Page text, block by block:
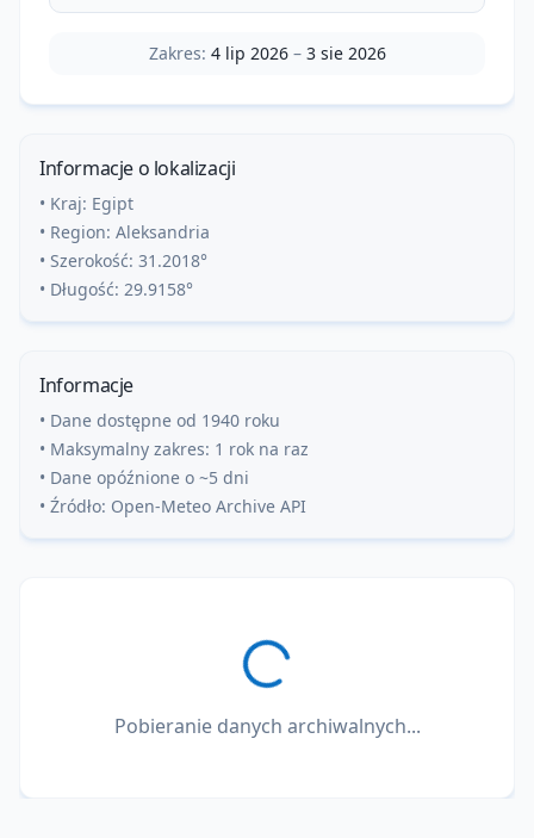
Zakres: 4 lip 2026– 3 sie 2026
Informacje o lokalizacji
• Kraj: Egipt
• Region: Aleksandria
• Szerokość: 31.2018°
• Długość: 29.9158°
Informacje
• Dane dostępne od 1940 roku
• Maksymalny zakres: 1 rok na raz
• Dane opóźnione o ~5 dni
• Źródło: Open-Meteo Archive API
Pobieranie danych archiwalnych...